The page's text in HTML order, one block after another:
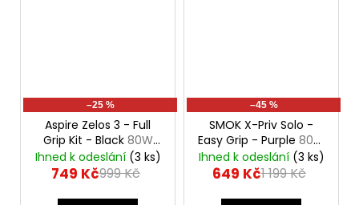
–25 %
Aspire Zelos 3 - Full
Grip Kit - Black 80W
Mod, 3200mAh
Ihned k odeslání (3 ks)
749 Kč999 Kč
–45 %
SMOK X-Priv Solo -
Easy Grip - Purple 80W
Mod
Ihned k odeslání (3 ks)
649 Kč1 199 Kč